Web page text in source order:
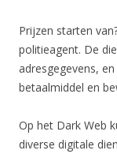
Prijzen starten
politieagent. De
adresgegevens,
betaalmiddel en
Op het Dark Web
diverse digitale